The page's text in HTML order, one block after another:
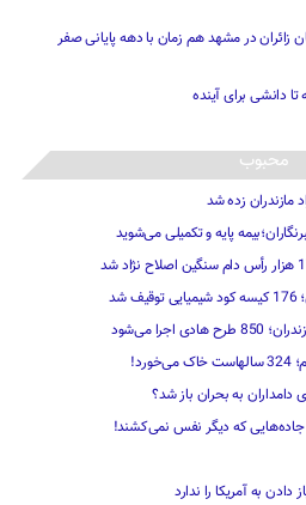
تا دانشی برای آینده
محبوب
مازندران زده شد
پایه و ‌تکمیلی می‌شوید
می‌شود
دامداران به بحران باز شد؟
به آمریکا را ندارد